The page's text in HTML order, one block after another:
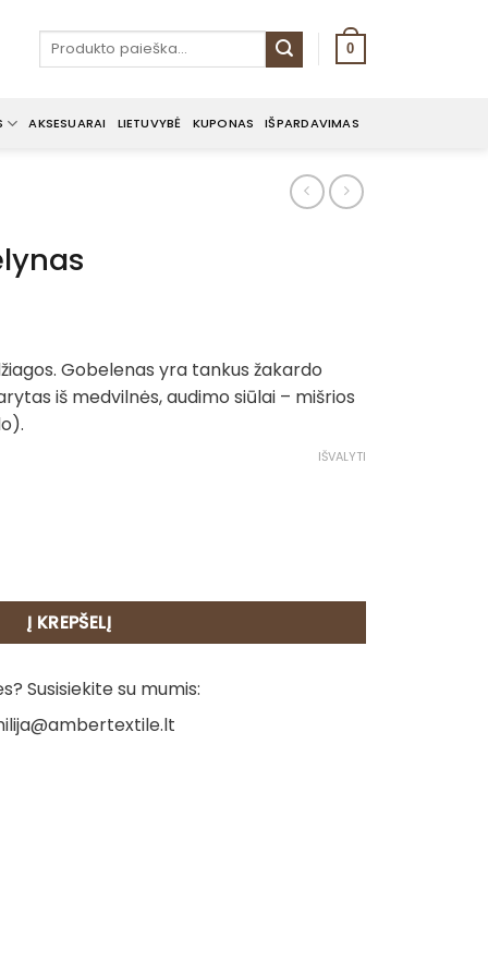
Ieškoti: 0
AKSESUARAI LIETUVYBĖ KUPONAS IŠPARDAVIMAS
Gobelenas yra tankus žakardo
iš medvilnės, audimo siūlai – mišrios
IŠVALYTI
Į KREPŠELĮ
Susisiekite su mumis: